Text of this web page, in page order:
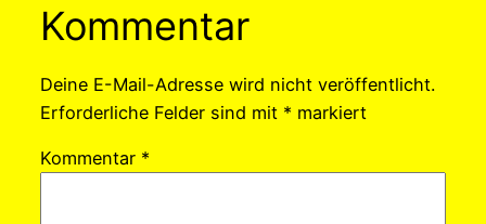
Kommentar
Deine E-Mail-Adresse wird nicht veröffentlicht.
Erforderliche Felder sind mit * markiert
Kommentar *